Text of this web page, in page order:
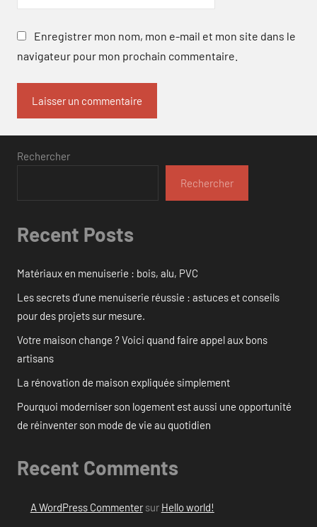
Enregistrer mon nom, mon e-mail et mon site dans le
navigateur pour mon prochain commentaire.
Rechercher
Rechercher
Recent Posts
Matériaux en menuiserie : bois, alu, PVC
Les secrets d’une menuiserie réussie : astuces et conseils
pour des projets sur mesure.
Votre maison change ? Voici quand faire appel aux bons
artisans
La rénovation de maison expliquée simplement
Pourquoi moderniser son logement est aussi une opportunité
de réinventer son mode de vie au quotidien
Recent Comments
A WordPress Commentersur Hello world!